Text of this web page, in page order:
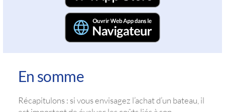
En somme
Récapitulons : si vous envisagez l’achat d’un bateau, il